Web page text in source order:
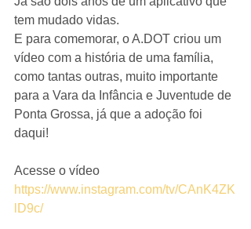
tem mudado vidas.
E para comemorar, o A.DOT criou um
vídeo com a história de uma família,
como tantas outras, muito importante
para a Vara da Infância e Juventude de
Ponta Grossa, já que a adoção foi
daqui!
Acesse o vídeo
https://www.instagram.com/tv/CAnK4ZK
lD9c/